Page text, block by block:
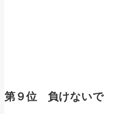
第９位 負けないで